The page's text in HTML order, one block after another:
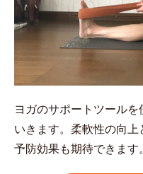
ヨガのサポートツール
いきます。柔軟性の向
予防効果も期待できます